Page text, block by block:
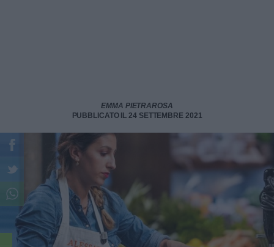
EMMA PIETRAROSA
PUBBLICATO IL 24 SETTEMBRE 2021